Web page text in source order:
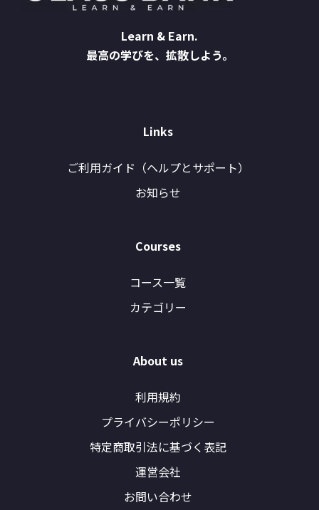
Learn & Earn.
最高の学びを、拡散しよう。
Links
ご利用ガイド（ヘルプとサポート）
お知らせ
Courses
コース一覧
カテゴリー
About us
利用規約
プライバシーポリシー
特定商取引法に基づく表記
運営会社
お問い合わせ